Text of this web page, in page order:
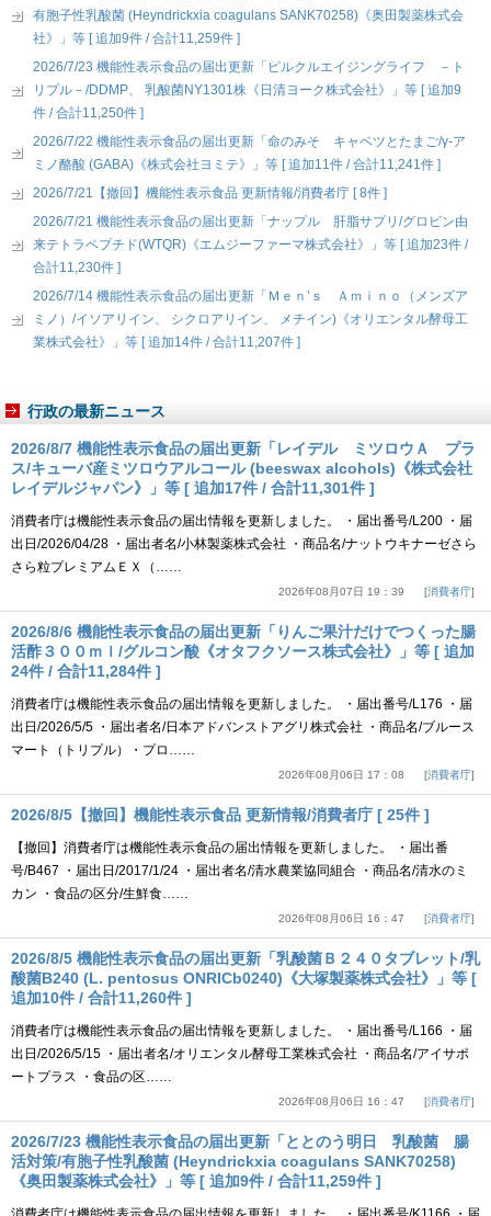
有胞子性乳酸菌 (Heyndrickxia coagulans SANK70258)《奥田製薬株式会
社》」等 [ 追加9件 / 合計11,259件 ]
2026/7/23 機能性表示食品の届出更新「ピルクルエイジングライフ －ト
リプル－/DDMP、 乳酸菌NY1301株《日清ヨーク株式会社》」等 [ 追加9
件 / 合計11,250件 ]
2026/7/22 機能性表示食品の届出更新「命のみそ キャベツとたまご/γ-ア
ミノ酪酸 (GABA)《株式会社ヨミテ》」等 [ 追加11件 / 合計11,241件 ]
2026/7/21【撤回】機能性表示食品 更新情報/消費者庁 [ 8件 ]
2026/7/21 機能性表示食品の届出更新「ナップル 肝脂サプリ/グロビン由
来テトラペプチド(WTQR)《エムジーファーマ株式会社》」等 [ 追加23件 /
合計11,230件 ]
2026/7/14 機能性表示食品の届出更新「Ｍｅｎ’ｓ Ａｍｉｎｏ（メンズア
ミノ）/イソアリイン、 シクロアリイン、 メチイン)《オリエンタル酵母工
業株式会社》」等 [ 追加14件 / 合計11,207件 ]
行政の最新ニュース
2026/8/7 機能性表示食品の届出更新「レイデル ミツロウＡ プラ
ス/キューバ産ミツロウアルコール (beeswax alcohols)《株式会社
レイデルジャパン》」等 [ 追加17件 / 合計11,301件 ]
消費者庁は機能性表示食品の届出情報を更新しました。 ・届出番号/L200 ・届
出日/2026/04/28 ・届出者名/小林製薬株式会社 ・商品名/ナットウキナーゼさら
さら粒プレミアムＥＸ（……
2026年08月07日 19：39 消費者庁
2026/8/6 機能性表示食品の届出更新「りんご果汁だけでつくった腸
活酢３００ｍｌ/グルコン酸《オタフクソース株式会社》」等 [ 追加
24件 / 合計11,284件 ]
消費者庁は機能性表示食品の届出情報を更新しました。 ・届出番号/L176 ・届
出日/2026/5/5 ・届出者名/日本アドバンストアグリ株式会社 ・商品名/ブルース
マート（トリプル）・プロ……
2026年08月06日 17：08 消費者庁
2026/8/5【撤回】機能性表示食品 更新情報/消費者庁 [ 25件 ]
【撤回】消費者庁は機能性表示食品の届出情報を更新しました。 ・届出番
号/B467 ・届出日/2017/1/24 ・届出者名/清水農業協同組合 ・商品名/清水のミ
カン ・食品の区分/生鮮食……
2026年08月06日 16：47 消費者庁
2026/8/5 機能性表示食品の届出更新「乳酸菌Ｂ２４０タブレット/乳
酸菌B240 (L. pentosus ONRICb0240)《大塚製薬株式会社》」等 [
追加10件 / 合計11,260件 ]
消費者庁は機能性表示食品の届出情報を更新しました。 ・届出番号/L166 ・届
出日/2026/5/15 ・届出者名/オリエンタル酵母工業株式会社 ・商品名/アイサポ
ートプラス ・食品の区……
2026年08月06日 16：47 消費者庁
2026/7/23 機能性表示食品の届出更新「ととのう明日 乳酸菌 腸
活対策/有胞子性乳酸菌 (Heyndrickxia coagulans SANK70258)
《奥田製薬株式会社》」等 [ 追加9件 / 合計11,259件 ]